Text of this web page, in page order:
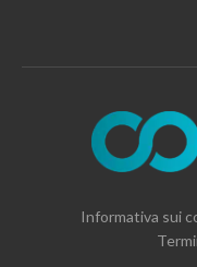
Informativa sui